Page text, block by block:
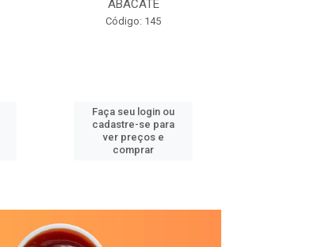
ABACATE
Código: 145
Faça seu login ou
cadastre-se para
ver preços e
comprar